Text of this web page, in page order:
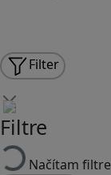
Filter
Filtre
Načítam filtre